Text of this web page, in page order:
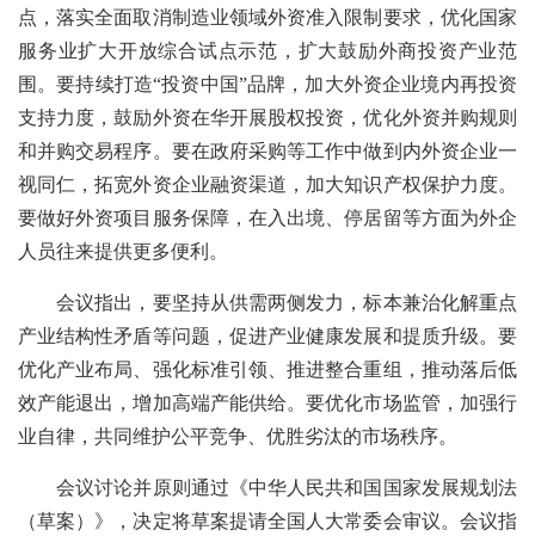
点，落实全面取消制造业领域外资准入限制要求，优化国家
服务业扩大开放综合试点示范，扩大鼓励外商投资产业范
围。要持续打造“投资中国”品牌，加大外资企业境内再投资
支持力度，鼓励外资在华开展股权投资，优化外资并购规则
和并购交易程序。要在政府采购等工作中做到内外资企业一
视同仁，拓宽外资企业融资渠道，加大知识产权保护力度。
要做好外资项目服务保障，在入出境、停居留等方面为外企
人员往来提供更多便利。
会议指出，要坚持从供需两侧发力，标本兼治化解重点
产业结构性矛盾等问题，促进产业健康发展和提质升级。要
优化产业布局、强化标准引领、推进整合重组，推动落后低
效产能退出，增加高端产能供给。要优化市场监管，加强行
业自律，共同维护公平竞争、优胜劣汰的市场秩序。
会议讨论并原则通过《中华人民共和国国家发展规划法
（草案）》，决定将草案提请全国人大常委会审议。会议指